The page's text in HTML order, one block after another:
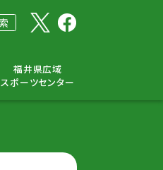
福井県広域
スポーツセンター